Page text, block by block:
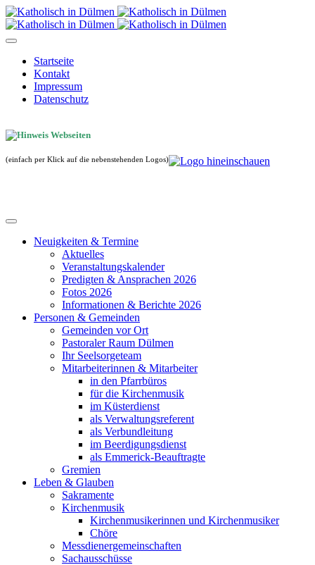
Startseite
Kontakt
Impressum
Datenschutz
(einfach per Klick auf die nebenstehenden Logos)
Neuigkeiten & Termine
Aktuelles
Veranstaltungskalender
Predigten & Ansprachen 2026
Fotos 2026
Informationen & Berichte 2026
Personen & Gemeinden
Gemeinden vor Ort
Pastoraler Raum Dülmen
Ihr Seelsorgeteam
Mitarbeiterinnen & Mitarbeiter
in den Pfarrbüros
für die Kirchenmusik
im Küsterdienst
als Verwaltungsreferent
als Verbundleitung
im Beerdigungsdienst
als Emmerick-Beauftragte
Gremien
Leben & Glauben
Sakramente
Kirchenmusik
Kirchenmusikerinnen und Kirchenmusiker
Chöre
Messdienergemeinschaften
Sachausschüsse